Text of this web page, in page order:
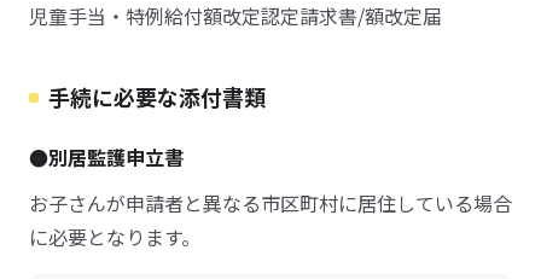
児童手当・特例給付額改定認定請求書/額改定届
手続に必要な添付書類
●別居監護申立書
お子さんが申請者と異なる市区町村に居住している場合
に必要となります。